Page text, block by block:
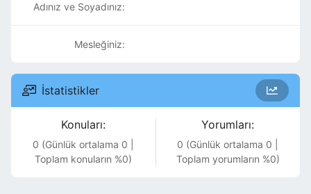
Adınız ve Soyadınız:
Mesleğiniz:
İstatistikler
Konuları:
0 (Günlük ortalama 0 |
Toplam konuların %0)
Yorumları:
0 (Günlük ortalama 0 |
Toplam yorumların %0)